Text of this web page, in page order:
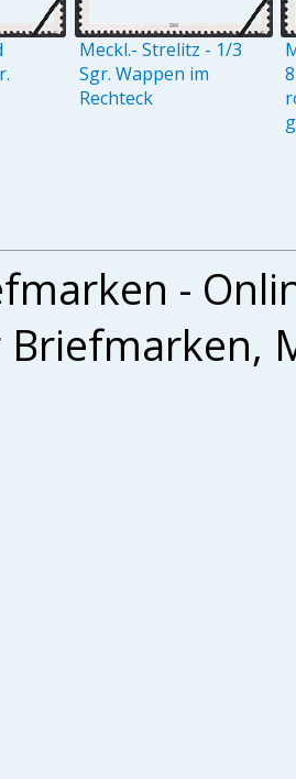
Meckl.- Strelitz - 1/3
Sgr. Wappen im
Rechteck
-
Briefmarken,